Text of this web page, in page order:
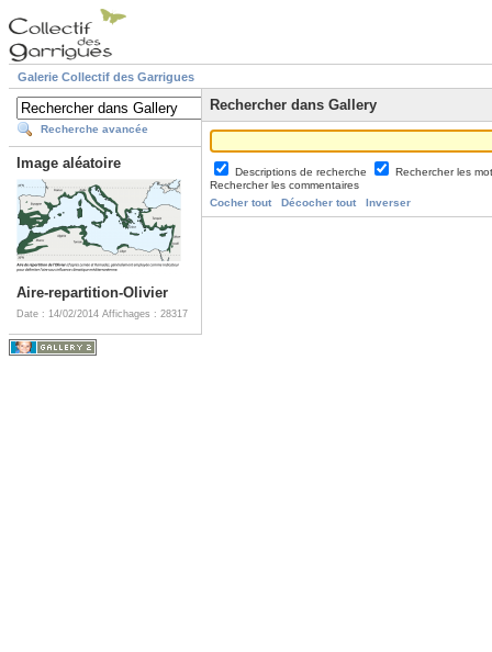
Galerie Collectif des Garrigues
Recherche avancée
Image aléatoire
Aire-repartition-Olivier
Date : 14/02/2014 Affichages : 28317
Rechercher dans Gallery
Descriptions de recherche
Rechercher les
Rechercher les commentaires
Cocher tout
Décocher tout Inverser